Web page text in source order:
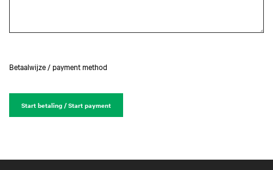
Betaalwijze / payment method
Start betaling / Start payment